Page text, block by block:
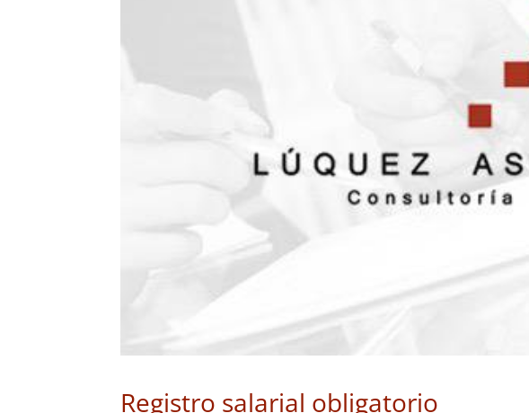
Registro salarial obligatorio